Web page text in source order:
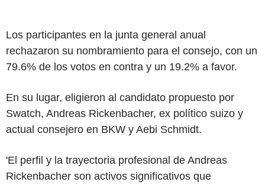
Los participantes en la junta general anual
rechazaron su nombramiento para el consejo, con un
79.6% de los votos en contra y un 19.2% a favor.
En su lugar, eligieron al candidato propuesto por
Swatch, Andreas Rickenbacher, ex político suizo y
actual consejero en BKW y Aebi Schmidt.
'El perfil y la trayectoria profesional de Andreas
Rickenbacher son activos significativos que